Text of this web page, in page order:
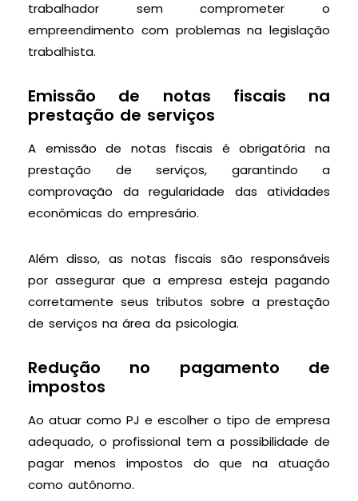
trabalhador sem comprometer o
empreendimento com problemas na legislação
trabalhista.
Emissão de notas fiscais na
prestação de serviços
A emissão de notas fiscais é obrigatória na
prestação de serviços, garantindo a
comprovação da regularidade das atividades
econômicas do empresário.
Além disso, as notas fiscais são responsáveis
por assegurar que a empresa esteja pagando
corretamente seus tributos sobre a prestação
de serviços na área da psicologia.
Redução no pagamento de
impostos
Ao atuar como PJ e escolher o tipo de empresa
adequado, o profissional tem a possibilidade de
pagar menos impostos do que na atuação
como autônomo.